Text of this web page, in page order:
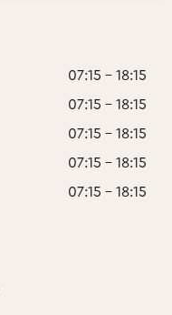
07:15 - 18:15
07:15 - 18:15
07:15 - 18:15
07:15 - 18:15
07:15 - 18:15